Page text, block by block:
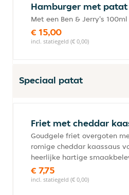
Hamburger met patat
Met een Ben & Jerry's
€ 15,00
incl. statiegeld (€ 0,00)
Speciaal patat
Friet met cheddar
Goudgele friet overgoten
romige cheddar kaassaus
heerlijke hartige
€ 7,75
incl. statiegeld (€ 0,00)